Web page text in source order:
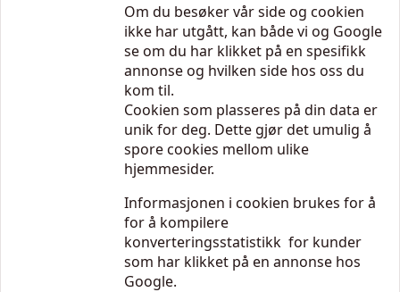
Om du besøker vår side og cookien
ikke har utgått, kan både vi og Google
se om du har klikket på en spesifikk
annonse og hvilken side hos oss du
kom til.
Cookien som plasseres på din data er
unik for deg. Dette gjør det umulig å
spore cookies mellom ulike
hjemmesider.
Informasjonen i cookien brukes for å
for å kompilere
konverteringsstatistikk for kunder
som har klikket på en annonse hos
Google.